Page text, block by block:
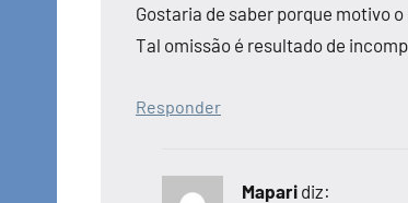
Gostaria de saber porque motivo
Tal omissão é resultado de
Responder
Mapari diz: